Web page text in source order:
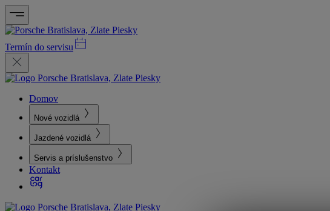
Termín do servisu
Domov
Nové vozidlá
Jazdené vozidlá
Servis a príslušenstvo
Kontakt